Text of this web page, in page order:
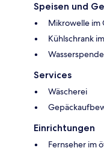
Speisen und
Mikrowelle im
Kühlschrank
Services
Wäscherei
Einrichtungen
Fernseher im